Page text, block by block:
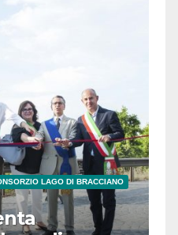
LAGO DI BRACCIANO